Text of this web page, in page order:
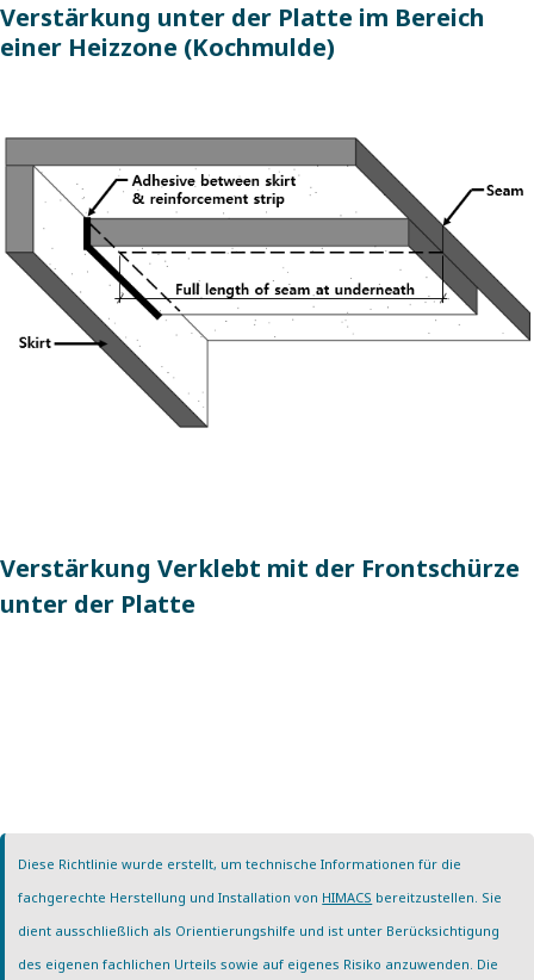
Verstärkung unter der Platte im Bereich
einer Heizzone (Kochmulde)
Verstärkung Verklebt mit der Frontschürze
unter der Platte
Diese Richtlinie wurde erstellt, um technische Informationen für die
fachgerechte Herstellung und Installation von HIMACS bereitzustellen. Sie
dient ausschließlich als Orientierungshilfe und ist unter Berücksichtigung
des eigenen fachlichen Urteils sowie auf eigenes Risiko anzuwenden. Die